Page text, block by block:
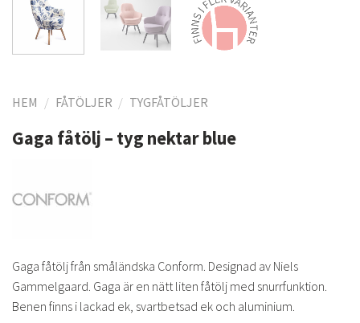
HEM / FÅTÖLJER / TYGFÅTÖLJER
Gaga fåtölj – tyg nektar blue
Gaga fåtölj från småländska Conform. Designad av Niels
Gammelgaard. Gaga är en nätt liten fåtölj med snurrfunktion.
Benen finns i lackad ek, svartbetsad ek och aluminium.